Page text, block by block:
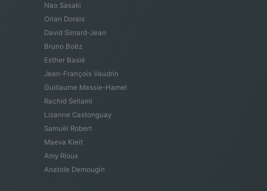
Nao Sasaki
Orian Dorais
David Simard-Jean
Bruno Boëz
Esther Baslé
Jean-François Vaudrin
Guillaume Massie-Hamel
Rachid Sellami
Lizanne Castonguay
Samuël Robert
Maeva Kleit
Amy Rioux
Anatole Demougin